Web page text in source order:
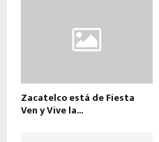
Zacatelco está de Fiesta
Ven y Vive la...